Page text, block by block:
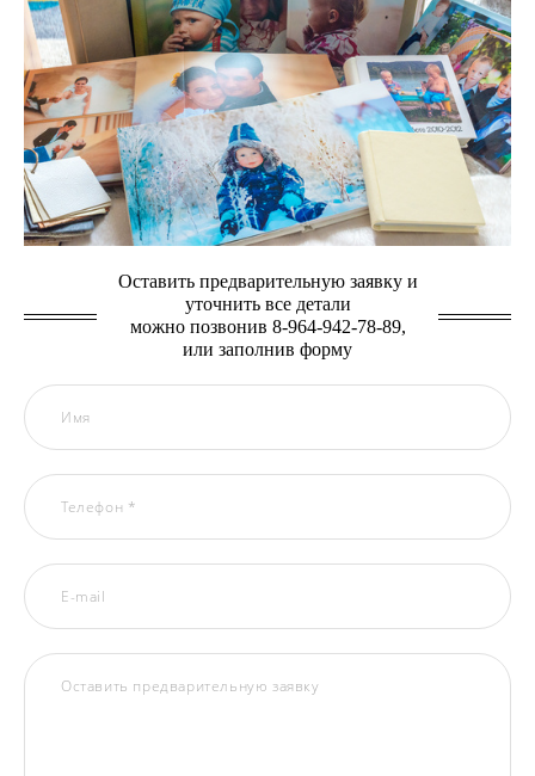
Оставить предварительную заявку и
уточнить все детали
можно позвонив 8-964-942-78-89,
или заполнив форму
Имя
Телефон *
E-mail
Оставить предварительную заявку